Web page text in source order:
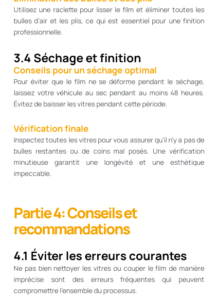
Utilisez une raclette pour lisser le film et éliminer toutes les
bulles d’air et les plis, ce qui est essentiel pour une finition
professionnelle.
3.4 Séchage et finition
Conseils pour un séchage optimal
Pour éviter que le film ne se déforme pendant le séchage,
laissez votre véhicule au sec pendant au moins 48 heures.
Évitez de baisser les vitres pendant cette période.
Vérification finale
Inspectez toutes les vitres pour vous assurer qu’il n’y a pas de
bulles restantes ou de coins mal posés. Une vérification
minutieuse garantit une longévité et une esthétique
impeccable.
Partie 4: Conseils et
recommandations
4.1 Éviter les erreurs courantes
Ne pas bien nettoyer les vitres ou couper le film de manière
imprécise sont des erreurs fréquentes qui peuvent
compromettre l’ensemble du processus.